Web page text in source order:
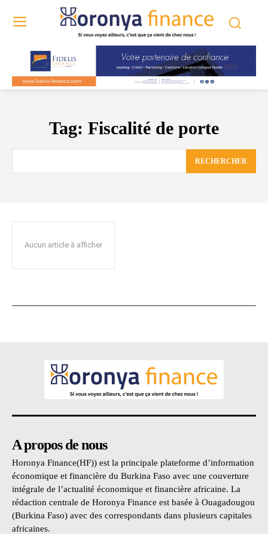
Tag: Fiscalité de porte
RECHERCHER
Aucun article à afficher
A propos de nous
Horonya Finance(HF)) est la principale plateforme d’information
économique et financière du Burkina Faso avec une couverture
intégrale de l’actualité économique et financière africaine. La
rédaction centrale de Horonya Finance est basée à Ouagadougou
(Burkina Faso) avec des correspondants dans plusieurs capitales
africaines.